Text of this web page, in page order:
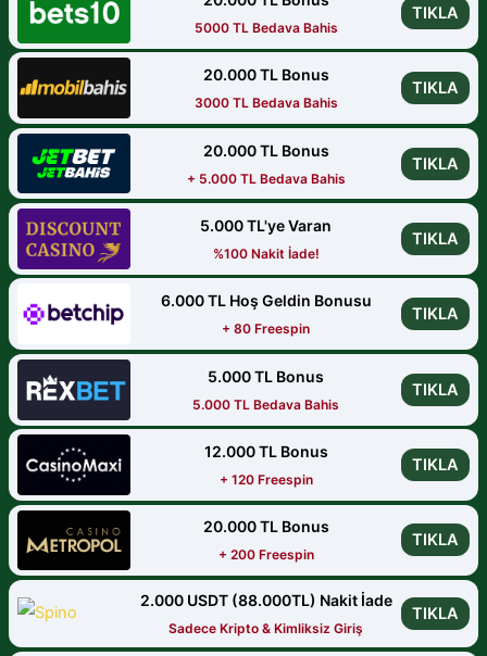
5000 TL Bedava Bahis
TIKLA
20.000 TL Bonus
3000 TL Bedava Bahis
TIKLA
20.000 TL Bonus
+ 5.000 TL Bedava Bahis
TIKLA
5.000 TL'ye Varan
%100 Nakit İade!
TIKLA
6.000 TL Hoş Geldin Bonusu
+ 80 Freespin
TIKLA
5.000 TL Bonus
5.000 TL Bedava Bahis
TIKLA
12.000 TL Bonus
+ 120 Freespin
TIKLA
20.000 TL Bonus
+ 200 Freespin
TIKLA
2.000 USDT (88.000TL) Nakit İade
Sadece Kripto & Kimliksiz Giriş
TIKLA